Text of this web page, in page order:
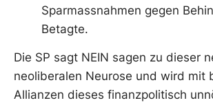
Sparmassnahmen gegen
Betagte.
Die SP sagt NEIN sagen zu dieser
neoliberalen Neurose und wird mit
Allianzen dieses finanzpolitisch